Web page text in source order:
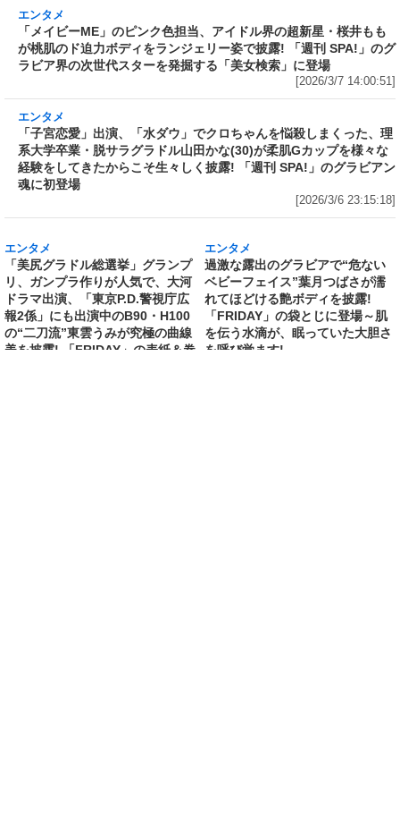
「メイビーME」のピンク色担当、アイドル界の
超新星・桜井ももが桃肌のド迫力ボディをラン
ジェリー姿で披露! 「週刊 SPA!」のグラビア界
の次世代スターを発掘する「美女検索」に登場
[2026/3/7 14:00:51]
エンタメ
「子宮恋愛」出演、「水ダウ」でクロちゃんを
悩殺しまくった、理系大学卒業・脱サラグラド
てきたからこそ生々しく披露! 「週刊 SPA!」の
グラビアン魂に初登場